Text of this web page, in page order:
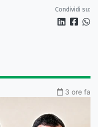
Condividi su:
3 ore fa